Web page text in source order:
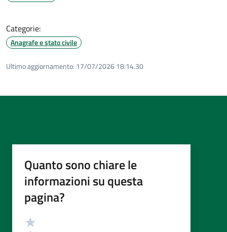
Categorie:
Anagrafe e stato civile
Ultimo aggiornamento: 17/07/2026 18:14.30
Quanto sono chiare le
informazioni su questa
pagina?
Valutazione